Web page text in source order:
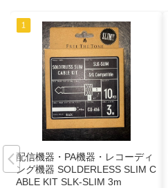
配信機器・PA機器・レコーディ
ング機器 SOLDERLESS SLIM C
ABLE KIT SLK-SLIM 3m